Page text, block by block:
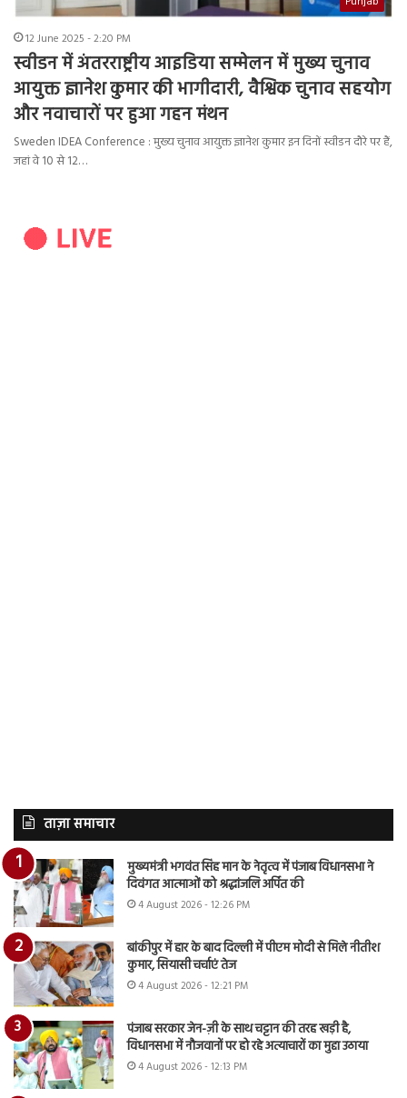
12 June 2025 - 2:20 PM
स्वीडन में अंतरराष्ट्रीय आइडिया सम्मेलन में मुख्य चुनाव
आयुक्त ज्ञानेश कुमार की भागीदारी, वैश्विक चुनाव सहयोग
और नवाचारों पर हुआ गहन मंथन
Sweden IDEA Conference : मुख्य चुनाव आयुक्त ज्ञानेश कुमार इन दिनों स्वीडन दौरे पर हैं,
जहां वे 10 से 12…
ताज़ा समाचार
मुख्यमंत्री भगवंत सिंह मान के नेतृत्व में पंजाब विधानसभा ने
दिवंगत आत्माओं को श्रद्धांजलि अर्पित की
4 August 2026 - 12:26 PM
बांकीपुर में हार के बाद दिल्ली में पीएम मोदी से मिले नीतीश
कुमार, सियासी चर्चाएं तेज
4 August 2026 - 12:21 PM
पंजाब सरकार जेन-ज़ी के साथ चट्टान की तरह खड़ी है,
विधानसभा में नौजवानों पर हो रहे अत्याचारों का मुद्दा उठाया
4 August 2026 - 12:13 PM